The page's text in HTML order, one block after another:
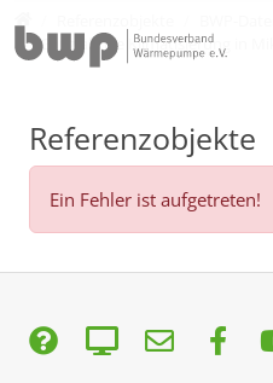
Ganzjährige Klimatisierung in
Referenzobjekte
Ein Fehler ist aufgetreten!